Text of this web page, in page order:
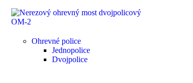
Ohrevné police
Jednopolice
Dvojpolice